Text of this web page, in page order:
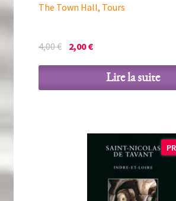
The Town Hall, Tours
4,00€ Le
était :
2,00€Le
actuel
est :
Lire la suite